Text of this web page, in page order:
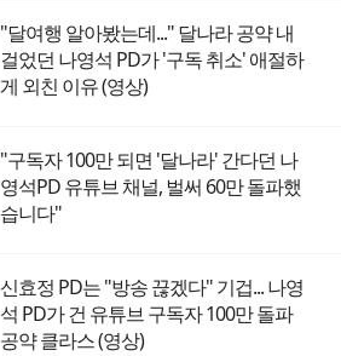
"달여행 알아봤는데..." 달나라 공약 내
걸었던 나영석 PD가 '구독 취소' 애절하
게 외친 이유 (영상)
"구독자 100만 되면 '달나라' 간다던 나
영석PD 유튜브 채널, 벌써 60만 돌파했
습니다"
신효정 PD는 "방송 끊겠다" 기겁... 나영
석 PD가 건 유튜브 구독자 100만 돌파
공약 클라스 (영상)